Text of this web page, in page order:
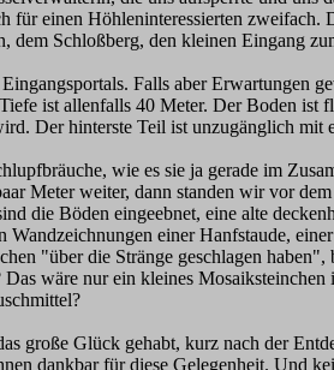
einen Höhleninteressierten zweifach.
Schloßberg, den kleinen Eingang
Falls aber Erwartungen
ist allenfalls 40 Meter. Der Boden
Der hinterste Teil ist unzugänglich
wie es sie ja gerade im
Meter weiter, dann standen wir vor
die Böden eingeebnet, eine alte
einer Hanfstaude,
"über die Stränge geschlagen
wäre nur ein kleines
Glück gehabt, kurz nach der
dankbar für diese Gelegenheit. Und